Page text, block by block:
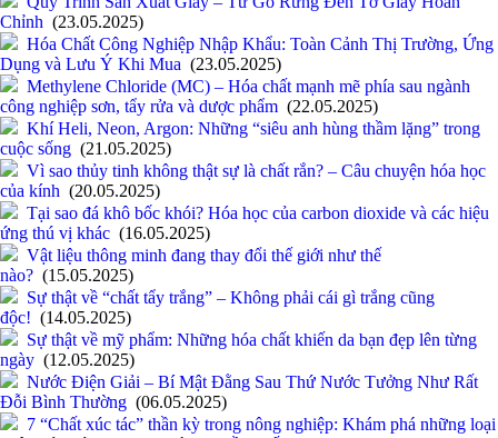
Chỉnh (23.05.2025)
Hóa Chất Công Nghiệp Nhập Khẩu: Toàn Cảnh Thị Trường, Ứng
Dụng và Lưu Ý Khi Mua (23.05.2025)
Methylene Chloride (MC) – Hóa chất mạnh mẽ phía sau ngành
công nghiệp sơn, tẩy rửa và dược phẩm (22.05.2025)
Khí Heli, Neon, Argon: Những “siêu anh hùng thầm lặng” trong
cuộc sống (21.05.2025)
Vì sao thủy tinh không thật sự là chất rắn? – Câu chuyện hóa học
của kính (20.05.2025)
Tại sao đá khô bốc khói? Hóa học của carbon dioxide và các hiệu
ứng thú vị khác (16.05.2025)
Vật liệu thông minh đang thay đổi thế giới như thế
nào? (15.05.2025)
Sự thật về “chất tẩy trắng” – Không phải cái gì trắng cũng
độc! (14.05.2025)
Sự thật về mỹ phẩm: Những hóa chất khiến da bạn đẹp lên từng
ngày (12.05.2025)
Nước Điện Giải – Bí Mật Đằng Sau Thứ Nước Tưởng Như Rất
Đỗi Bình Thường (06.05.2025)
7 “Chất xúc tác” thần kỳ trong nông nghiệp: Khám phá những loại